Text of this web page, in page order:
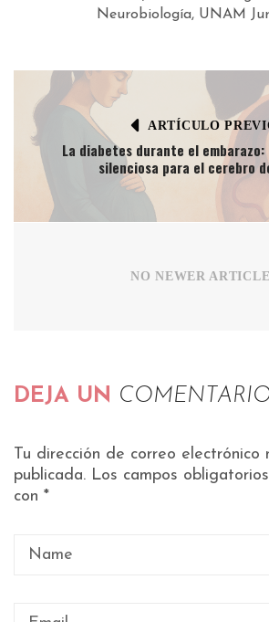
Neurobiología, UNAM
ARTÍCULO
La diabetes durante el embarazo:
silenciosa para el cerebro
NO NEWER
DEJA UN
Tu dirección de correo electrónico
publicada. Los campos
con *